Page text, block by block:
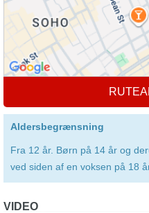
Aldersbegrænsning
Fra 12 år. Børn på 14 år og
ved siden af en voksen på 18
VIDEO